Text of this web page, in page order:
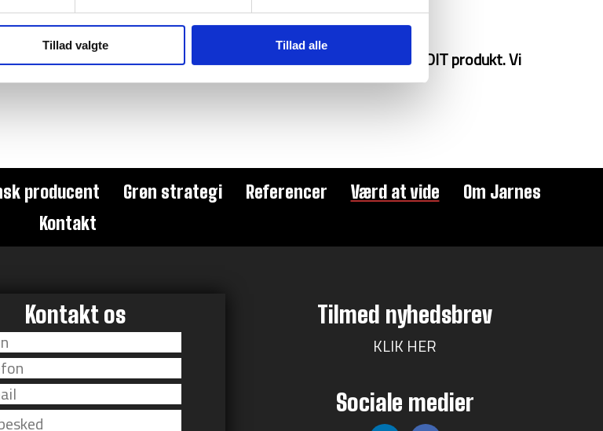
Tillad valgte Tillad alle
98 28 15 55 for en uforpligtigende snak omkring emballage til DIT produkt. Vi
producent Grøn strategi Referencer Værd at vide
Om Jarnes
Kontakt
Kontakt os Tilmed nyhedsbrev
KLIK HER
Sociale medier